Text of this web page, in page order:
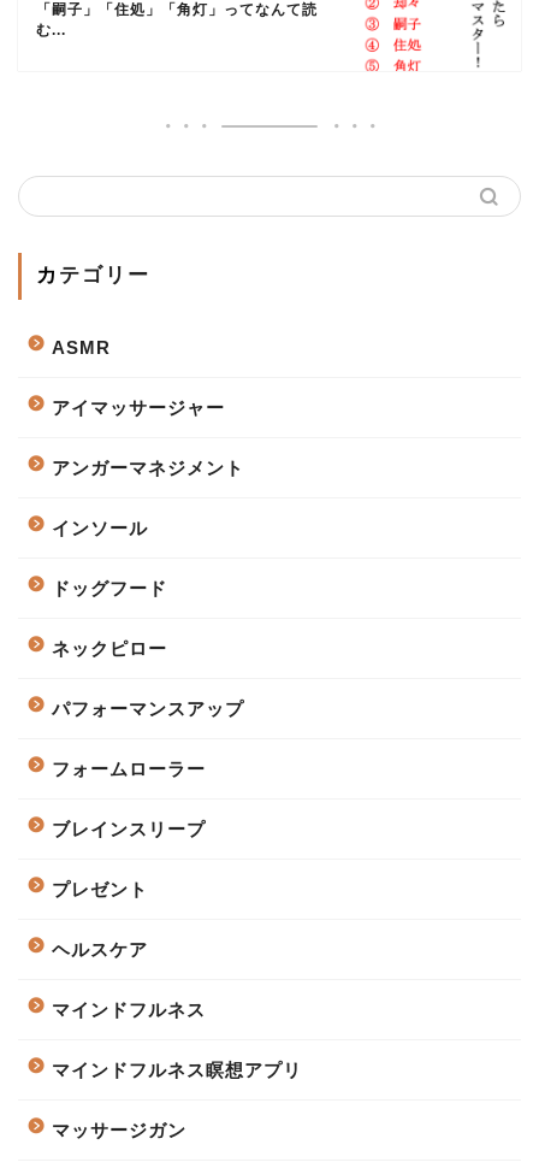
「嗣子」「住処」「角灯」ってなんて読
む...
カテゴリー
ASMR
アイマッサージャー
アンガーマネジメント
インソール
ドッグフード
ネックピロー
パフォーマンスアップ
フォームローラー
ブレインスリープ
プレゼント
ヘルスケア
マインドフルネス
マインドフルネス瞑想アプリ
マッサージガン